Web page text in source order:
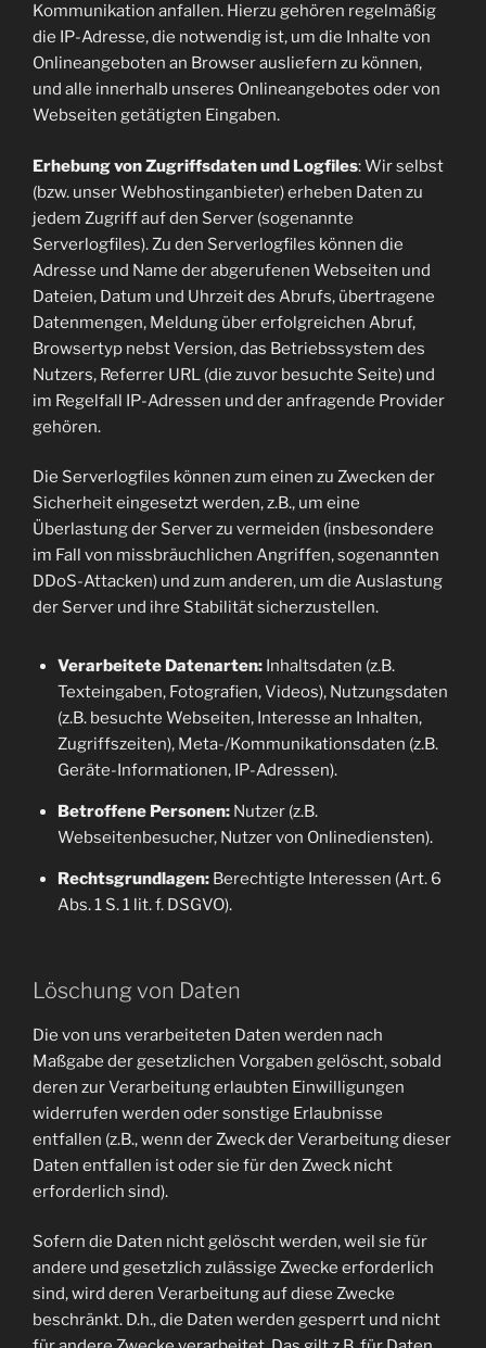
Kommunikation anfallen. Hierzu gehören regelmäßig
die IP-Adresse, die notwendig ist, um die Inhalte von
Onlineangeboten an Browser ausliefern zu können,
und alle innerhalb unseres Onlineangebotes oder von
Webseiten getätigten Eingaben.
Erhebung von Zugriffsdaten und Logfiles: Wir selbst
(bzw. unser Webhostinganbieter) erheben Daten zu
jedem Zugriff auf den Server (sogenannte
Serverlogfiles). Zu den Serverlogfiles können die
Adresse und Name der abgerufenen Webseiten und
Dateien, Datum und Uhrzeit des Abrufs, übertragene
Datenmengen, Meldung über erfolgreichen Abruf,
Browsertyp nebst Version, das Betriebssystem des
Nutzers, Referrer URL (die zuvor besuchte Seite) und
im Regelfall IP-Adressen und der anfragende Provider
gehören.
Die Serverlogfiles können zum einen zu Zwecken der
Sicherheit eingesetzt werden, z.B., um eine
Überlastung der Server zu vermeiden (insbesondere
im Fall von missbräuchlichen Angriffen, sogenannten
DDoS-Attacken) und zum anderen, um die Auslastung
der Server und ihre Stabilität sicherzustellen.
Verarbeitete Datenarten:Inhaltsdaten (z.B.
Texteingaben, Fotografien, Videos), Nutzungsdaten
(z.B. besuchte Webseiten, Interesse an Inhalten,
Zugriffszeiten), Meta-/Kommunikationsdaten (z.B.
Geräte-Informationen, IP-Adressen).
Betroffene Personen:Nutzer (z.B.
Webseitenbesucher, Nutzer von Onlinediensten).
Rechtsgrundlagen:Berechtigte Interessen (Art. 6
Abs. 1 S. 1 lit. f. DSGVO).
Löschung von Daten
Die von uns verarbeiteten Daten werden nach
Maßgabe der gesetzlichen Vorgaben gelöscht, sobald
deren zur Verarbeitung erlaubten Einwilligungen
widerrufen werden oder sonstige Erlaubnisse
entfallen (z.B., wenn der Zweck der Verarbeitung dieser
Daten entfallen ist oder sie für den Zweck nicht
erforderlich sind).
Sofern die Daten nicht gelöscht werden, weil sie für
andere und gesetzlich zulässige Zwecke erforderlich
sind, wird deren Verarbeitung auf diese Zwecke
beschränkt. D.h., die Daten werden gesperrt und nicht